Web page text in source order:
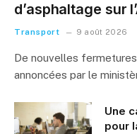
d’asphaltage sur
Transport 9 août 2026
De nouvelles
annoncées par le
Une
pour